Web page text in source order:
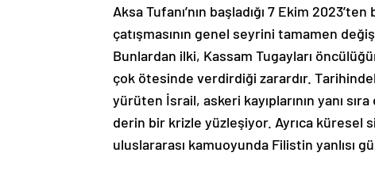
Aksa Tufanı’nın başladığı 7 Ekim
çatışmasının genel seyrini tamamen
Bunlardan ilki, Kassam Tugayları
çok ötesinde verdirdiği zarardır.
yürüten İsrail, askeri kayıplarının yanı
derin bir krizle yüzleşiyor. Ayrıca küresel
uluslararası kamuoyunda Filistin yanlısı